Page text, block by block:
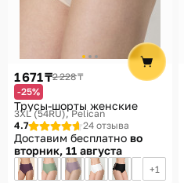
1 671 ₸2 228 ₸
-25%
Трусы-шорты женские
3XL (54RU) Pelican
4.7
24 отзыва
Доставим бесплатно во
вторник, 11 августа
1